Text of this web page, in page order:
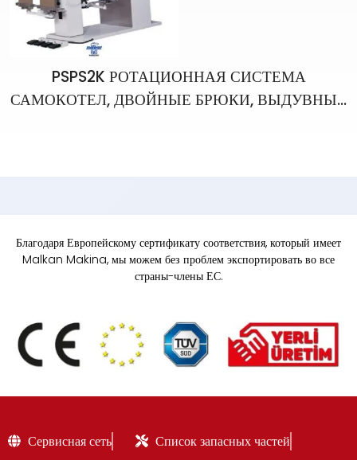
PSPS2K РОТАЦИОННАЯ СИСТЕМА
САМОКОТЕЛ, ДВОЙНЫЕ БРЮКИ, ВЫДУВНЫЕ
Благодаря Европейскому сертификату соответствия, который имеет
Malkan Makina, мы можем без проблем экспортировать во все
страны-члены ЕС.
Сервисная сеть Список запасных частей